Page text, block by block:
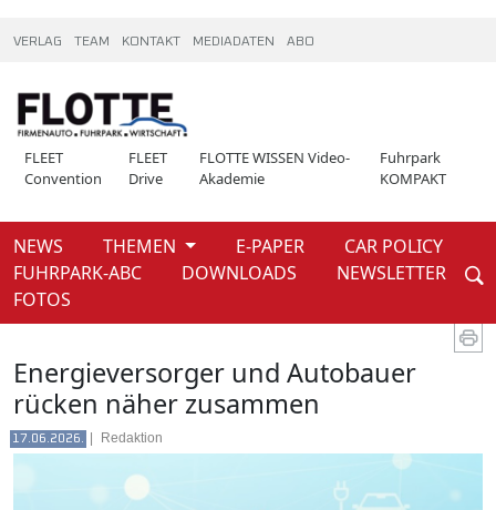
VERLAG TEAM KONTAKT MEDIADATEN ABO
FLEET
Convention
FLEET
Drive
FLOTTE WISSEN Video-
Akademie
Fuhrpark
KOMPAKT
NEWS THEMEN E-PAPER
CAR POLICY
FUHRPARK-ABC
DOWNLOADS
NEWSLETTER
FOTOS
Weiter
News
Energieversorger und Autobauer
rücken näher zusammen
17.06.2026. Redaktion